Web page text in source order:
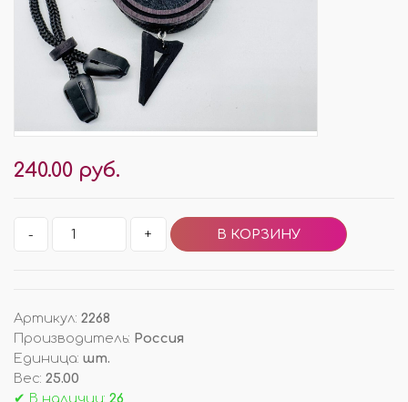
240.00 руб.
- +
Артикул: 2268
Производитель: Россия
Единица: шт.
Вес: 25.00
✔ В наличии: 26